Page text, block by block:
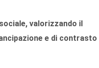
valorizzando il
e di contrasto